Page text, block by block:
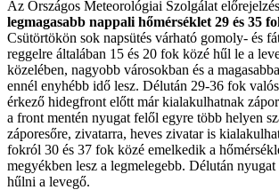
Az Országos Meteorológiai Szolgálat
legmagasabb nappali hőmérséklet 29 és 35
Csütörtökön sok napsütés várható gomoly- és
reggelre általában 15 és 20 fok közé hűl le a
közelében, nagyobb városokban és a
ennél enyhébb idő lesz. Délután 29-36 fok
érkező hidegfront előtt már kialakulhatnak
a front mentén nyugat felől egyre több helyen
záporesőre, zivatarra, heves zivatar is
fokról 30 és 37 fok közé emelkedik a
megyékben lesz a legmelegebb. Délután
hűlni a levegő.